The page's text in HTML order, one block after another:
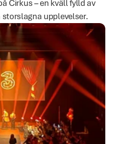
Cirkus – en kväll fylld av
upplevelser.